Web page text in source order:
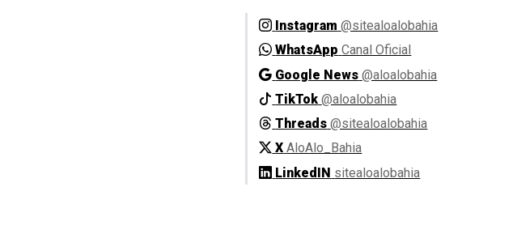
Instagram @sitealoalobahia
WhatsApp Canal Oficial
Google News @aloalobahia
TikTok @aloalobahia
Threads @sitealoalobahia
X AloAlo_Bahia
LinkedIN sitealoalobahia